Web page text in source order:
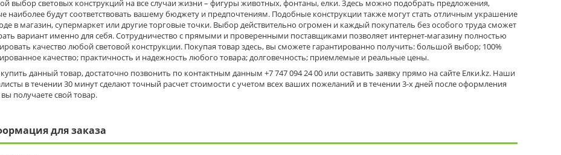
выбор световых конструкций на все случаи жизни – фигуры животных, фонтаны, елки. Здесь можно подобрать предложения,
наиболее будут соответствовать вашему бюджету и предпочтениям. Подобные конструкции также могут стать отличным украшение
в магазин, супермаркет или другие торговые точки. Выбор действительно огромен и каждый покупатель без особого труда сможет
вариант именно для себя. Сотрудничество с прямыми и проверенными поставщиками позволяет интернет-магазину полностью
качество любой световой конструкции. Покупая товар здесь, вы сможете гарантированно получить: большой выбор; 100%
качество; практичность и надежность любого товара; долговечность; приемлемые и реальные цены.
данный товар, достаточно позвонить по контактным данным +7 747 094 24 00 или оставить заявку прямо на сайте Елки.kz. Наши
в течении 30 минут сделают точный расчет стоимости с учетом всех ваших пожеланий и в течении 3-х дней после оформления
получаете свой товар.
для заказа